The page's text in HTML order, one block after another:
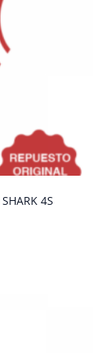
4S